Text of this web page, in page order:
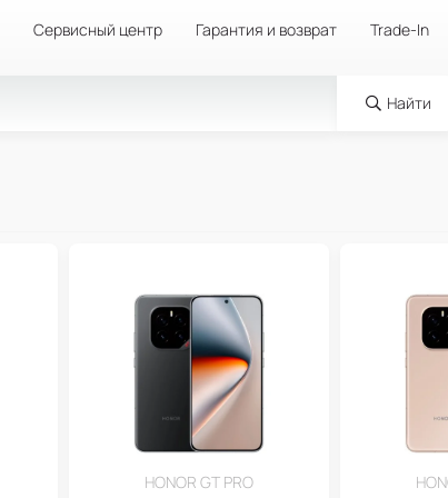
Сервисный центр Гарантия и возврат Trade-In
Найти
HONOR GT PRO